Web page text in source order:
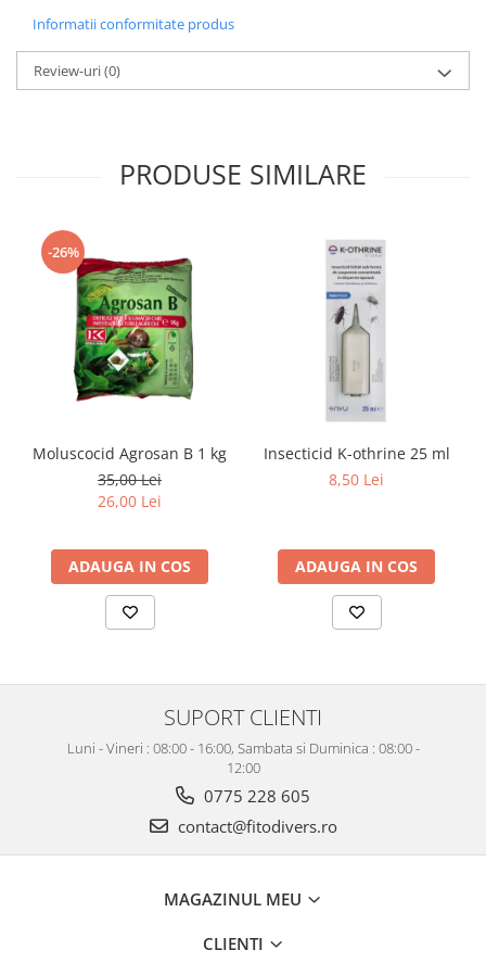
Informatii conformitate produs
Review-uri(0)
PRODUSE SIMILARE
-26%
Moluscocid Agrosan B 1 kg
35,00 Lei
26,00 Lei
ADAUGA IN COS
Insecticid K-othrine 25 ml
8,50 Lei
ADAUGA IN COS
SUPORT CLIENTI
Luni - Vineri : 08:00 - 16:00, Sambata si Duminica : 08:00 -
12:00
0775 228 605
contact@fitodivers.ro
MAGAZINUL MEU
CLIENTI